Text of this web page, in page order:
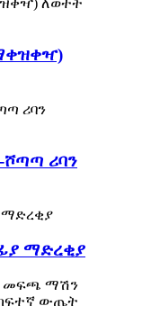
ሾጣጣ ሪባን
ማድረቂያ